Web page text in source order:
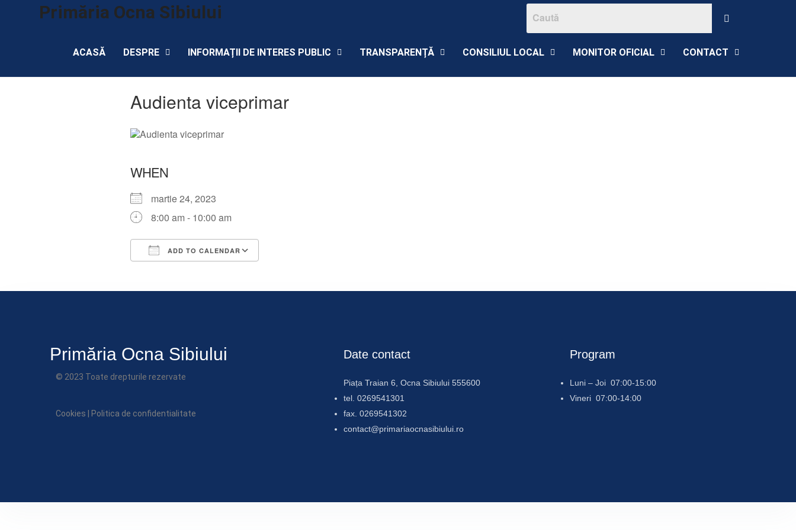
Primăria Ocna Sibiului
ACASĂ DESPRE INFORMAȚII DE INTERES PUBLIC TRANSPARENȚĂ CONSILIUL LOCAL MONITOR OFICIAL CONTACT
Audienta viceprimar
WHEN
martie 24, 2023
8:00 am - 10:00 am
ADD TO CALENDAR
Primăria Ocna Sibiului
© 2023 Toate drepturile rezervate
Cookies | Politica de confidentialitate
Date contact
Piața Traian 6, Ocna Sibiului 555600
tel. 0269541301
fax. 0269541302
contact@primariaocnasibiului.ro
Program
Luni – Joi 07:00-15:00
Vineri 07:00-14:00